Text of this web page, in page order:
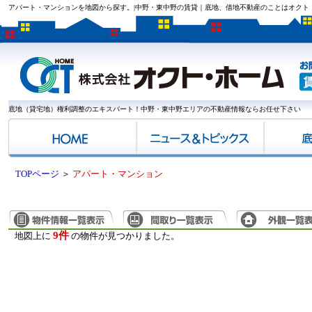
アパート・マンションを地図から探す。|中野・東中野の賃貸｜底地、借地不動産のことはオク
底地（貸宅地）権利調整のエキスパート！中野・東中野エリアの不動産情報ならお任せ下さい
TOPページ ＞ アパート・マンション
地図上に 9件の物件が見つかりました。